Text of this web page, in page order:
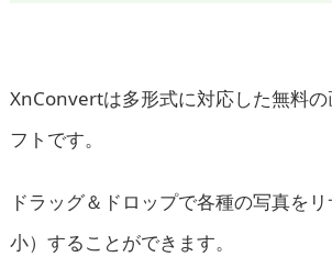
XnConvertは多形式に対応した無料
フトです。
ドラッグ＆ドロップで各種の写真を
小）することができます。